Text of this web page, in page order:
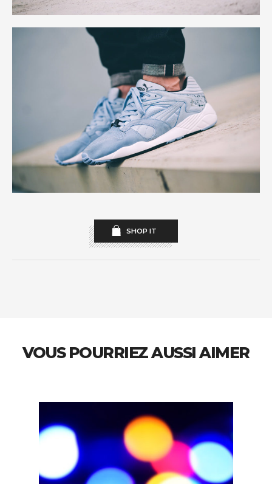
SHOP IT
VOUS POURRIEZ AUSSI AIMER